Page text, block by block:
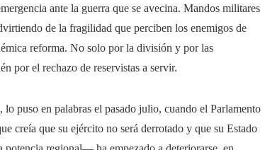
ante la guerra que se avecina. Mandos militares
de la fragilidad que perciben los enemigos de
reforma. No solo por la división y por las
por el rechazo de reservistas a servir.
puso en palabras el pasado julio, cuando el Parlamento
creía que su ejército no será derrotado y que su Estado